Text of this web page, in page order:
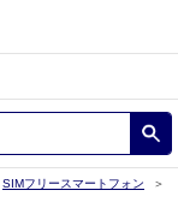
SIMフリースマートフォン